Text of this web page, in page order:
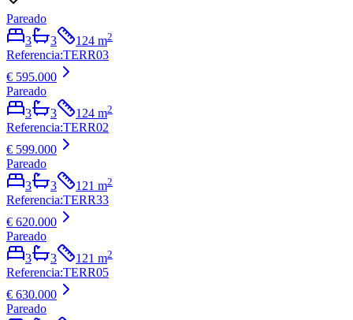
Pareado
3
3 124 m2
Referencia:TERR03
€ 595.000
Pareado
3
3 124 m2
Referencia:TERR02
€ 599.000
Pareado
3
3 121 m2
Referencia:TERR33
€ 620.000
Pareado
3
3 121 m2
Referencia:TERR05
€ 630.000
Pareado